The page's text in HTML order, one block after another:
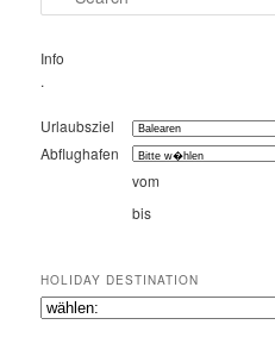
Info
.
Urlaubsziel
Abflughafen
vom
bis
HOLIDAY DESTINATION